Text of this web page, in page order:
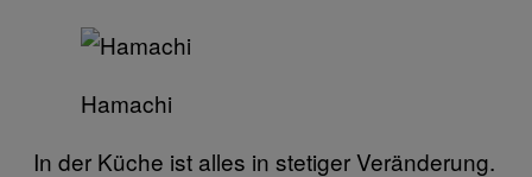
Hamachi
In der Küche ist alles in stetiger Veränderung.